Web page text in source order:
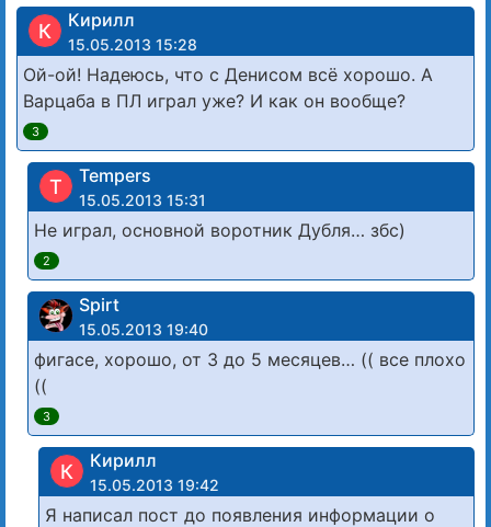
К Кирилл
15.05.2013 15:28
Ой-ой! Надеюсь, что с Денисом всё хорошо. А
Варцаба в ПЛ играл уже? И как он вообще?
3
T Tempers
15.05.2013 15:31
Не играл, основной воротник Дубля… збс)
2
Spirt
15.05.2013 19:40
фигасе, хорошо, от 3 до 5 месяцев… (( все плохо
((
3
К Кирилл
15.05.2013 19:42
Я написал пост до появления информации о